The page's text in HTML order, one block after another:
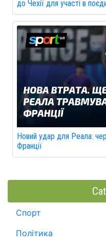
до Чехії для участі в
Новий удар для Реала:
Франції
Спорт
Політика